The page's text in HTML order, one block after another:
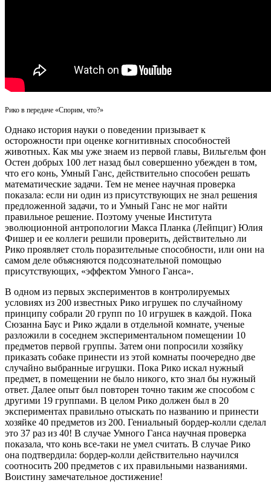
Рико в передаче «Спорим, что?»
Однако история науки о поведении призывает к
осторожности при оценке когнитивных способностей
животных. Как мы уже знаем из первой главы, Вильгельм фон
Остен добрых 100 лет назад был совершенно убежден в том,
что его конь, Умный Ганс, действительно способен решать
математические задачи. Тем не менее научная проверка
показала: если ни один из присутствующих не знал решения
предложенной задачи, то и Умный Ганс не мог найти
правильное решение. Поэтому ученые Института
эволюционной антропологии Макса Планка (Лейпциг) Юлия
Фишер и ее коллеги решили проверить, действительно ли
Рико проявляет столь поразительные способности, или они на
самом деле объясняются подсознательной помощью
присутствующих, «эффектом Умного Ганса».
В одном из первых экспериментов в контролируемых
условиях из 200 известных Рико игрушек по случайному
принципу собрали 20 групп по 10 игрушек в каждой. Пока
Сюзанна Баус и Рико ждали в отдельной комнате, ученые
разложили в соседнем экспериментальном помещении 10
предметов первой группы. Затем они попросили хозяйку
приказать собаке принести из этой комнаты поочередно две
случайно выбранные игрушки. Пока Рико искал нужный
предмет, в помещении не было никого, кто знал бы нужный
ответ. Далее опыт был повторен точно таким же способом с
другими 19 группами. В целом Рико должен был в 20
экспериментах правильно отыскать по названию и принести
хозяйке 40 предметов из 200. Гениальный бордер-колли сделал
это 37 раз из 40! В случае Умного Ганса научная проверка
показала, что конь все-таки не умел считать. В случае Рико
она подтвердила: бордер-колли действительно научился
соотносить 200 предметов с их правильными названиями.
Воистину замечательное достижение!